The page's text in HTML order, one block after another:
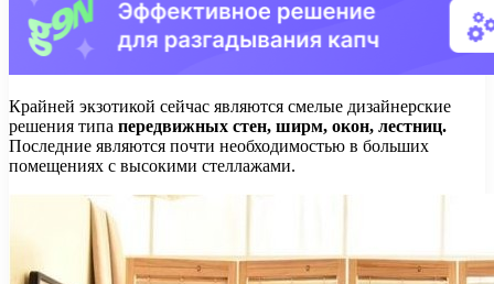
Крайней экзотикой сейчас являются смелые дизайнерские
решения типа передвижных стен, ширм, окон, лестниц.
Последние являются почти необходимостью в больших
помещениях с высокими стеллажами.